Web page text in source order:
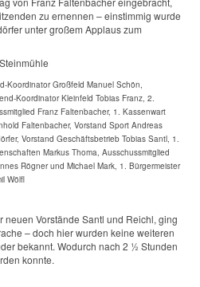
zu ernennen – einstimmig wurde
unter großem Applaus zum
Koordinator Großfeld Manuel Schön,
Koordinator Kleinfeld Tobias Franz, 2.
Franz Faltenbacher, 1. Kassenwart
Faltenbacher, Vorstand Sport Andreas
Vorstand Geschäftsbetrieb Tobias Santl, 1.
Markus Thoma, Ausschussmitglied
Rögner und Michael Mark, 1. Bürgermeister
Wölfl
neuen Vorstände Santl und Reichl, ging
– doch hier wurden keine weiteren
bekannt. Wodurch nach 2 ½ Stunden
konnte.